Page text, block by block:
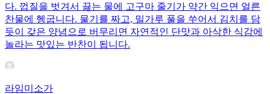
다. 껍질을 벗겨서 끓는 물에 고구마 줄기가 약간 익으면 얼른
찬물에 헹굽니다. 물기를 짜고, 밀가루 풀을 쑤어서 김치를 담
듯이 갖은 양념으로 버무리면 자연적인 단맛과 아삭한 식감에
놀라는 맛있는 반찬이 됩니다.
라임미소가